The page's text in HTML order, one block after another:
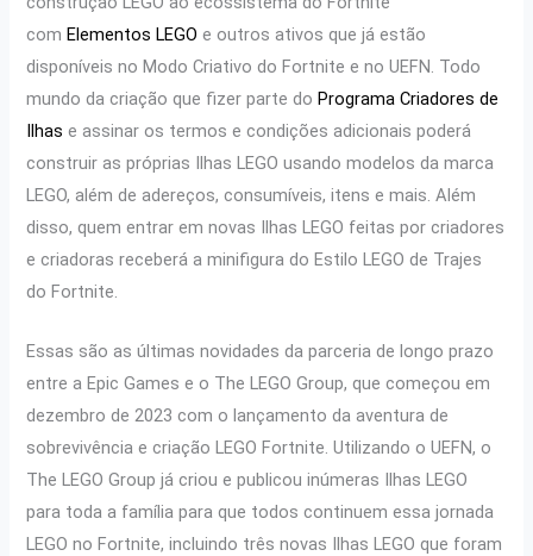
comElementos LEGO e outros ativos que já estão
disponíveis no Modo Criativo do Fortnite e no UEFN. Todo
mundo da criação que fizer parte doPrograma Criadores de
Ilhas e assinar os termos e condições adicionais poderá
construir as próprias Ilhas LEGO usando modelos da marca
LEGO, além de adereços, consumíveis, itens e mais. Além
disso, quem entrar em novas Ilhas LEGO feitas por criadores
e criadoras receberá a minifigura do Estilo LEGO de Trajes
do Fortnite.
Essas são as últimas novidades da parceria de longo prazo
entre a Epic Games e o The LEGO Group, que começou em
dezembro de 2023 com o lançamento da aventura de
sobrevivência e criação LEGO Fortnite. Utilizando o UEFN, o
The LEGO Group já criou e publicou inúmeras Ilhas LEGO
para toda a família para que todos continuem essa jornada
LEGO no Fortnite, incluindo três novas Ilhas LEGO que foram